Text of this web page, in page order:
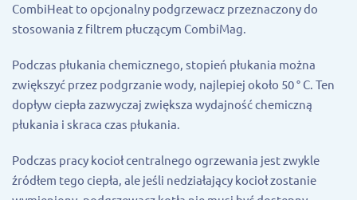
CombiHeat to opcjonalny podgrzewacz przeznaczony do
stosowania z filtrem płuczącym CombiMag.
Podczas płukania chemicznego, stopień płukania można
zwiększyć przez podgrzanie wody, najlepiej około 50 ° C. Ten
dopływ ciepła zazwyczaj zwiększa wydajność chemiczną
płukania i skraca czas płukania.
Podczas pracy kocioł centralnego ogrzewania jest zwykle
źródłem tego ciepła, ale jeśli nedziałający kocioł zostanie